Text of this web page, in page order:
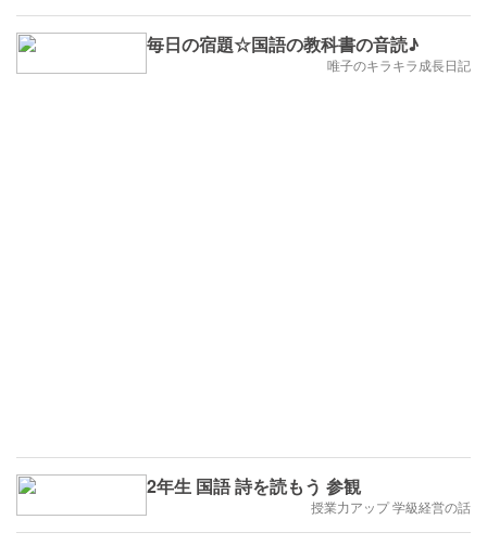
毎日の宿題☆国語の教科書の音読♪
唯子のキラキラ成長日記
2年生 国語 詩を読もう 参観
授業力アップ 学級経営の話